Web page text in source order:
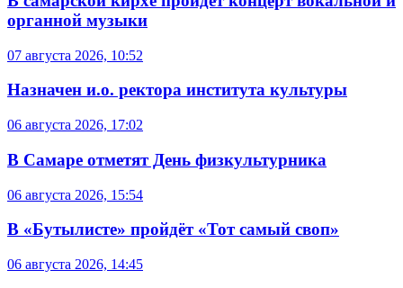
органной музыки
07 августа 2026, 10:52
Назначен и.о. ректора института культуры
06 августа 2026, 17:02
В Самаре отметят День физкультурника
06 августа 2026, 15:54
В «Бутылисте» пройдёт «Тот самый своп»
06 августа 2026, 14:45